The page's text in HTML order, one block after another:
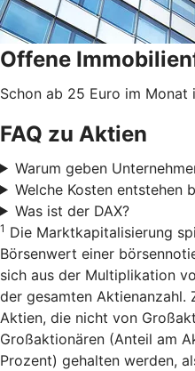
Offene
Schon ab 25 Euro im Monat
FAQ zu Aktien
Warum geben
Welche Kosten entstehen
Was ist der DAX?
1 Die Marktkapitalisierung
Börsenwert einer
sich aus der Multiplikation
der gesamten Aktienanzahl.
Aktien, die nicht von
Großaktionären (Anteil am
Prozent) gehalten werden,